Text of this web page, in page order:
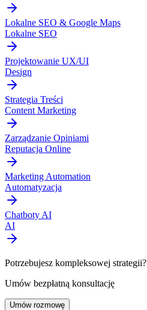
Lokalne SEO & Google Maps
Lokalne SEO
Projektowanie UX/UI
Design
Strategia Treści
Content Marketing
Zarządzanie Opiniami
Reputacja Online
Marketing Automation
Automatyzacja
Chatboty AI
AI
Potrzebujesz kompleksowej strategii?
Umów bezpłatną konsultację
Umów rozmowę